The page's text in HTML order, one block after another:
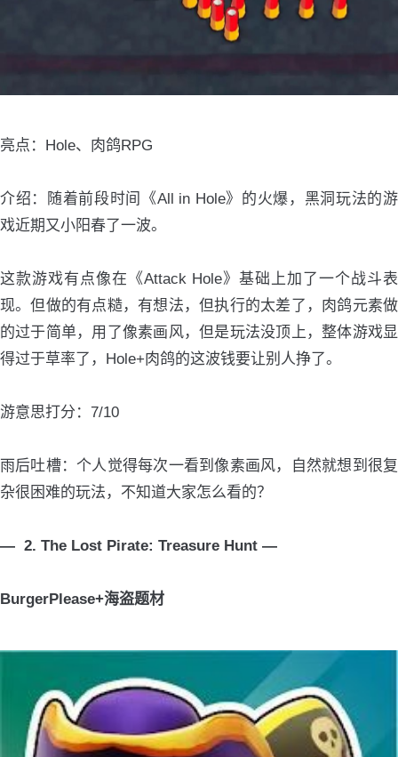
亮点：Hole、肉鸽RPG
介绍：随着前段时间《All in Hole》的火爆，黑洞玩法的游
戏近期又小阳春了一波。
这款游戏有点像在《Attack Hole》基础上加了一个战斗表
现。但做的有点糙，有想法，但执行的太差了，肉鸽元素做
的过于简单，用了像素画风，但是玩法没顶上，整体游戏显
得过于草率了，Hole+肉鸽的这波钱要让别人挣了。
游意思打分：7/10
雨后吐槽：个人觉得每次一看到像素画风，自然就想到很复
杂很困难的玩法，不知道大家怎么看的？
— 2. The Lost Pirate: Treasure Hunt —
BurgerPlease+海盗题材